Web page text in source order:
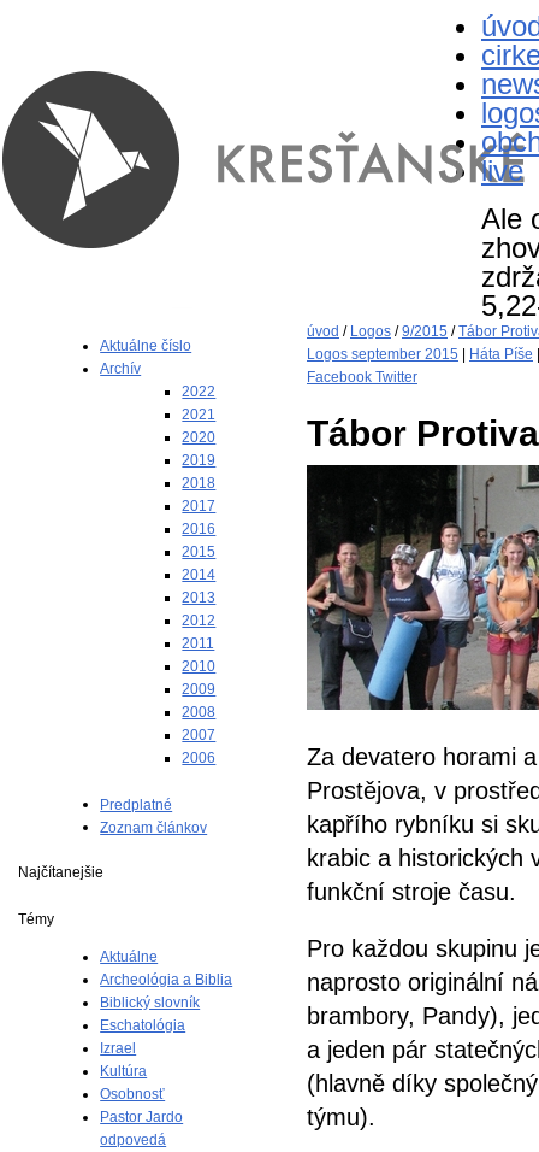
live
Ale
Aktuálne číslo
Archív
2022
2021
2020
2019
2018
2017
2016
2015
2014
2013
2012
2011
2010
2009
2008
2007
2006
Predplatné
Zoznam článkov
Najčítanejšie
Témy
Aktuálne
Archeológia a Biblia
Biblický slovník
Eschatológia
Izrael
Kultúra
Osobnosť
Pastor Jardo
odpovedá
úvod / Logos /9/2015 /Tábor
Logos september 2015
Háta Píše
Facebook Twitter
Tábor
Za devatero horami
Prostějova, v
kapřího rybníku si
krabic a historických
funkční stroje času.
Pro každou skupinu
naprosto originální
brambory, Pandy),
a jeden pár
(hlavně díky
týmu).